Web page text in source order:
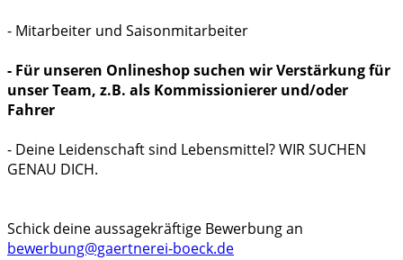
- Mitarbeiter und Saisonmitarbeiter
- Für unseren Onlineshop suchen wir Verstärkung für
unser Team, z.B. als Kommissionierer und/oder
Fahrer
- Deine Leidenschaft sind Lebensmittel? WIR SUCHEN
GENAU DICH.
Schick deine aussagekräftige Bewerbung an
bewerbung@gaertnerei-boeck.de